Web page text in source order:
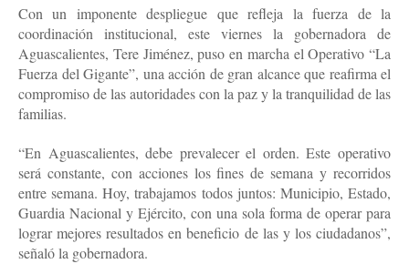
Con un imponente despliegue que refleja la fuerza de la
coordinación institucional, este viernes la gobernadora de
Aguascalientes, Tere Jiménez, puso en marcha el Operativo “La
Fuerza del Gigante”, una acción de gran alcance que reafirma el
compromiso de las autoridades con la paz y la tranquilidad de las
familias.
“En Aguascalientes, debe prevalecer el orden. Este operativo
será constante, con acciones los fines de semana y recorridos
entre semana. Hoy, trabajamos todos juntos: Municipio, Estado,
Guardia Nacional y Ejército, con una sola forma de operar para
lograr mejores resultados en beneficio de las y los ciudadanos”,
señaló la gobernadora.